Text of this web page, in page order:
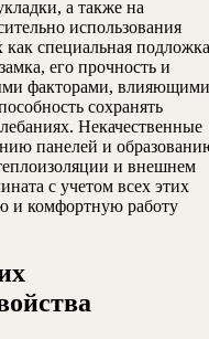
а также на
использования
специальная подложка
его прочность и
факторами, влияющими
сохранять
Некачественные
панелей и
и внешнем
с учетом всех этих
и комфортную работу